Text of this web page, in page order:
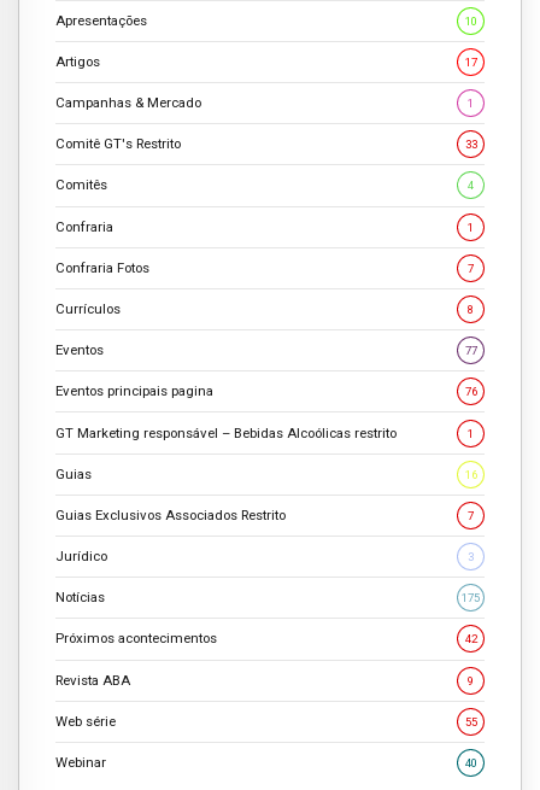
Apresentações 10
Artigos 17
Campanhas & Mercado 1
Comitê GT's Restrito 33
Comitês 4
Confraria 1
Confraria Fotos 7
Currículos 8
Eventos 77
Eventos principais pagina 76
GT Marketing responsável – Bebidas Alcoólicas restrito 1
Guias 16
Guias Exclusivos Associados Restrito 7
Jurídico 3
Notícias 175
Próximos acontecimentos 42
Revista ABA 9
Web série 55
Webinar 40